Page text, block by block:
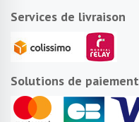
Services de livraison
Solutions de paiement